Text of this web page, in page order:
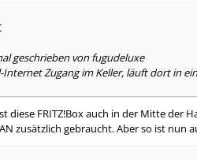
geschrieben von fugudeluxe
Internet Zugang im Keller, läuft dort in
diese FRITZ!Box auch in der Mitte der
zusätzlich gebraucht. Aber so ist nun